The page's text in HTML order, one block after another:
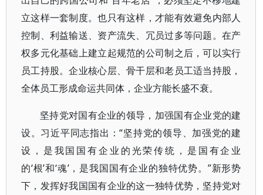
立这样一套制度。也只有这样，才能有效避免内部人
控制、利益输送、资产流失、冗员过多等问题。在产
权多元化基础上建立起规范的公司制之后，可以实行
员工持股。企业核心层、骨干层和老员工适当持股，
全体员工形成命运共同体，企业方能长盛不衰。
坚持党对国有企业的领导，加强国有企业党的建
设。习近平同志指出：“坚持党的领导、加强党的建
设，是我国国有企业的光荣传统，是国有企业
的‘根’和‘魂’，是我国国有企业的独特优势。”新形势
下，发挥好我国国有企业的这一独特优势，坚持党对